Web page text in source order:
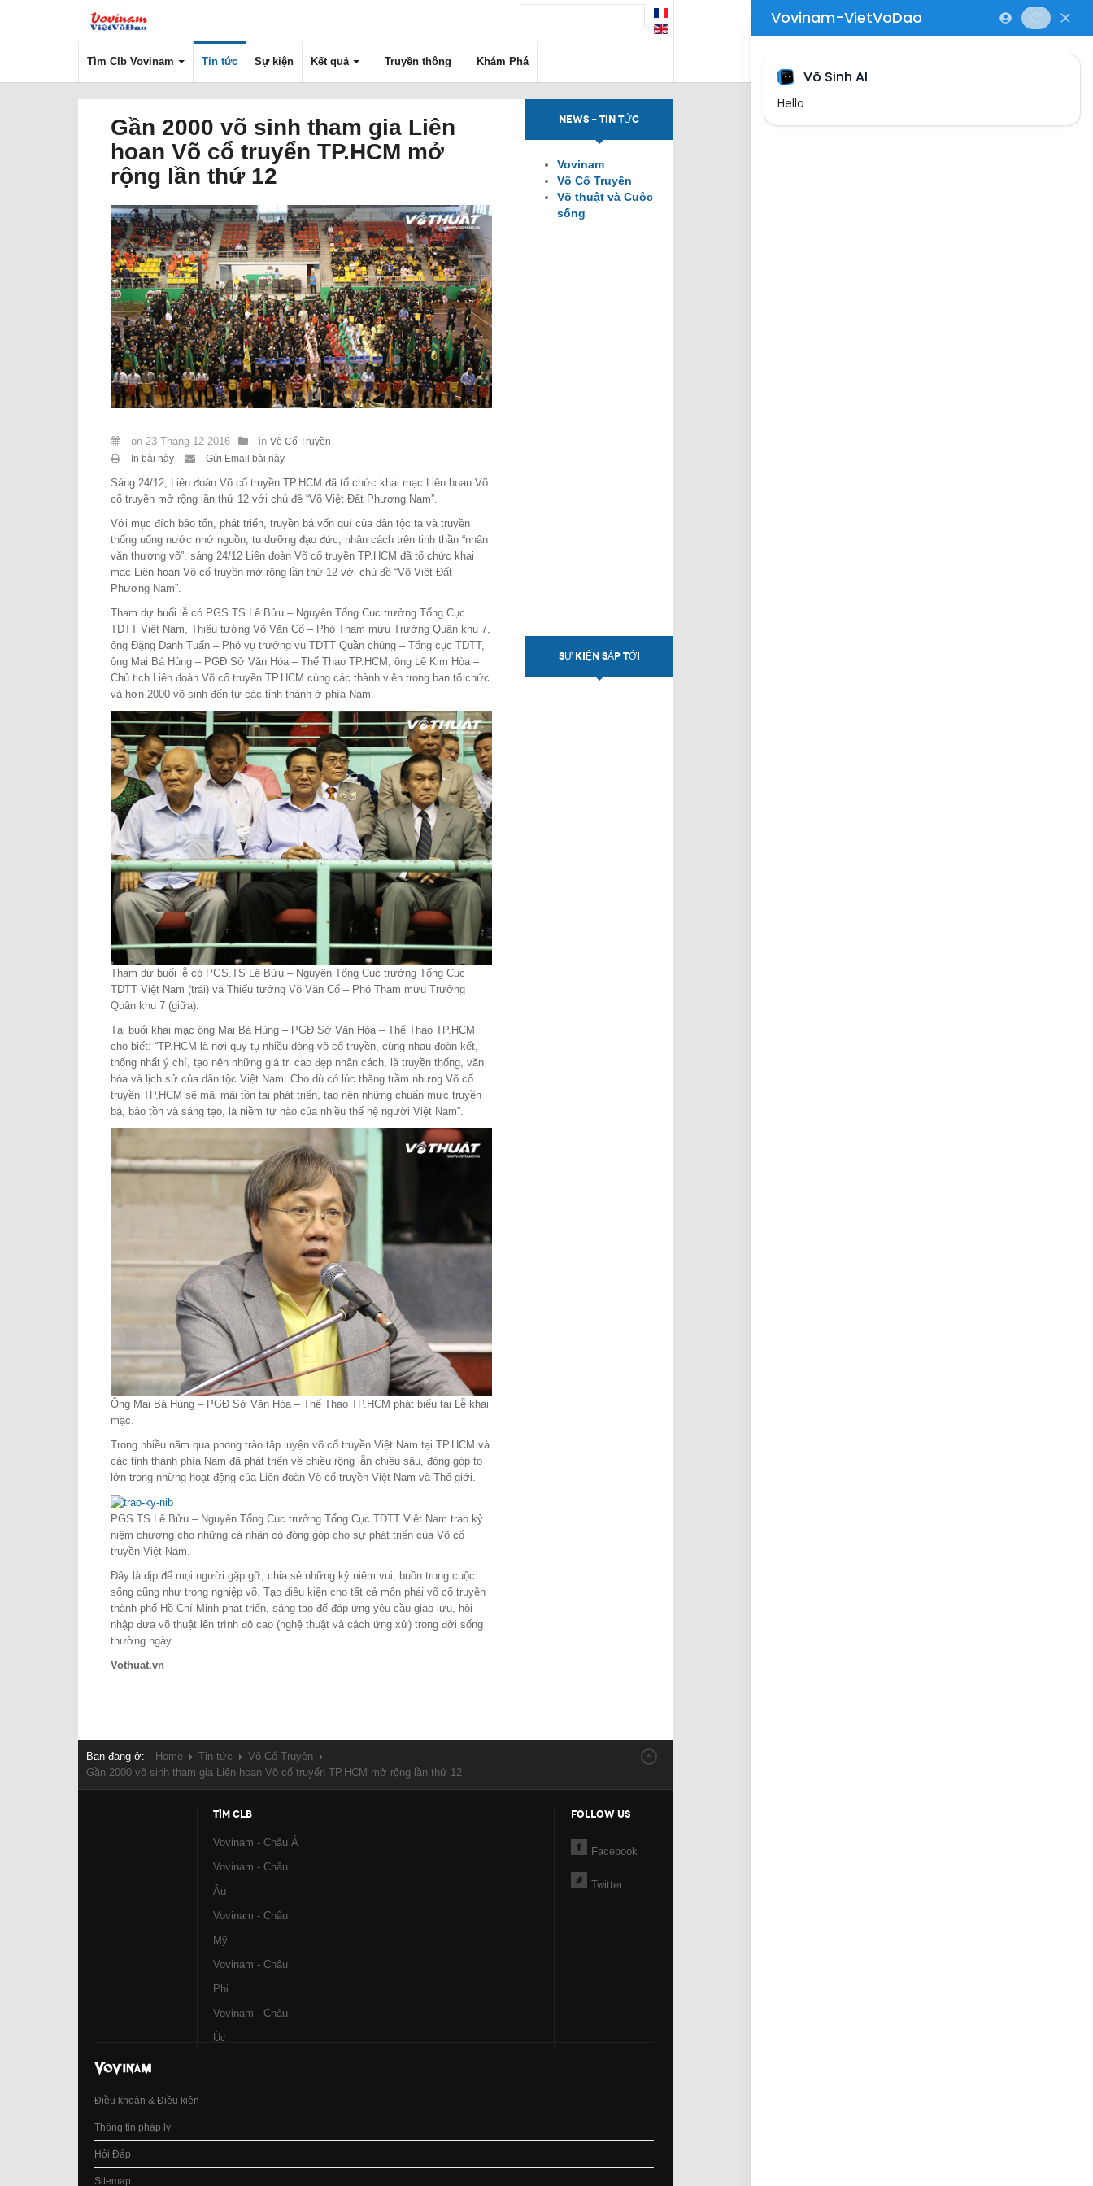
Tìm Clb Vovinam Tin tức Sự kiện Kết quả Truyền thông Khám Phá
Gần 2000 võ sinh tham gia Liên
hoan Võ cổ truyển TP.HCM mở
rộng lần thứ 12
on 23 Tháng 12 2016 in Võ Cổ Truyền
In bài này
Gửi Email bài này
Sáng 24/12, Liên đoàn Võ cổ truyền TP.HCM đã tổ chức khai mạc Liên hoan Võ
cổ truyền mở rộng lần thứ 12 với chủ đề “Võ Việt Đất Phương Nam”.
Với mục đích bảo tổn, phát triển, truyền bá vốn quí của dân tộc ta và truyền
thống uống nước nhớ nguồn, tu dưỡng đạo đức, nhân cách trên tinh thần “nhân
văn thượng võ”, sáng 24/12 Liên đoàn Võ cổ truyền TP.HCM đã tổ chức khai
mạc Liên hoan Võ cổ truyền mở rộng lần thứ 12 với chủ đề “Võ Việt Đất
Phương Nam”.
Tham dự buổi lễ có PGS.TS Lê Bửu – Nguyên Tổng Cục trưởng Tổng Cục
TDTT Việt Nam, Thiếu tướng Võ Văn Cổ – Phó Tham mưu Trưởng Quân khu 7,
ông Đặng Danh Tuấn – Phó vụ trưởng vụ TDTT Quần chúng – Tổng cục TDTT,
ông Mai Bá Hùng – PGĐ Sở Văn Hóa – Thể Thao TP.HCM, ông Lê Kim Hòa –
Chủ tịch Liên đoàn Võ cổ truyền TP.HCM cùng các thành viên trong ban tổ chức
và hơn 2000 võ sinh đến từ các tỉnh thành ở phía Nam.
Tham dự buổi lễ có PGS.TS Lê Bửu – Nguyên Tổng Cục trưởng Tổng Cục
TDTT Việt Nam (trái) và Thiếu tướng Võ Văn Cổ – Phó Tham mưu Trưởng
Quân khu 7 (giữa).
Tại buổi khai mạc ông Mai Bá Hùng – PGĐ Sở Văn Hóa – Thể Thao TP.HCM
cho biết: “TP.HCM là nơi quy tụ nhiều dòng võ cổ truyền, cùng nhau đoàn kết,
thống nhất ý chí, tạo nên những giá trị cao đẹp nhân cách, là truyền thống, văn
hóa và lịch sử của dân tộc Việt Nam. Cho dù có lúc thăng trầm nhưng Võ cổ
truyền TP.HCM sẽ mãi mãi tồn tại phát triển, tạo nên những chuẩn mực truyền
bá, bảo tồn và sáng tạo, là niềm tự hào của nhiều thế hệ người Việt Nam”.
Ông Mai Bá Hùng – PGĐ Sở Văn Hóa – Thể Thao TP.HCM phát biểu tại Lễ khai
mạc.
Trong nhiều năm qua phong trào tập luyện võ cổ truyền Việt Nam tại TP.HCM và
các tỉnh thành phía Nam đã phát triển về chiều rộng lẫn chiều sâu, đóng góp to
lớn trong những hoạt động của Liên đoàn Võ cổ truyền Việt Nam và Thế giới.
PGS.TS Lê Bửu – Nguyên Tổng Cục trưởng Tổng Cục TDTT Việt Nam trao kỷ
niệm chương cho những cá nhân có đóng góp cho sự phát triển của Võ cổ
truyền Việt Nam.
Đây là dịp để mọi người gặp gỡ, chia sẻ những kỷ niệm vui, buồn trong cuộc
sống cũng như trong nghiệp võ. Tạo điều kiện cho tất cả môn phái võ cổ truyền
thành phố Hồ Chí Minh phát triển, sáng tạo để đáp ứng yêu cầu giao lưu, hội
nhập đưa võ thuật lên trình độ cao (nghệ thuật và cách ứng xử) trong đời sống
thường ngày.
Vothuat.vn
NEWS - TIN TỨC
Vovinam
Võ Cổ Truyền
Võ thuật và Cuộc
sống
SỰ KIỆN SẮP TỚI
Bạn đang ở: Home Tin tức
Võ Cổ Truyền
Gần 2000 võ sinh tham gia Liên hoan Võ cổ truyển TP.HCM mở rộng lần thứ 12
Điều khoản & Điều kiện
Thông tin pháp lý
Hỏi Đáp
Sitemap
TÌM CLB
Vovinam - Châu Á
Vovinam - Châu
Âu
Vovinam - Châu
Mỹ
Vovinam - Châu
Phi
Vovinam - Châu
Úc
FOLLOW US
Facebook
Twitter